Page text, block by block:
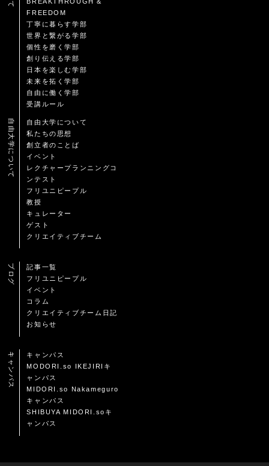
FREEDOM
丁寧に暮らす学部
世界と繋がる学部
個性を磨く学部
創り伝える学部
日本を楽しむ学部
未来を拓く学部
自由に働く学部
受講ルール
自由大学について
自由大学について
私たちの思想
創立者のことば
イベント
レクチャープランニングコ
ンテスト
フリユニピープル
教授
キュレーター
ゲスト
クリエイティブチーム
ブログ
記事一覧
フリユニピープル
イベント
コラム
クリエイティブチーム日記
お知らせ
キャンパス
キャンパス
MODORI.so IKEJIRIキ
ャンパス
MIDORI.so Nakameguro
キャンパス
SHIBUYA MIDORI.soキ
ャンパス